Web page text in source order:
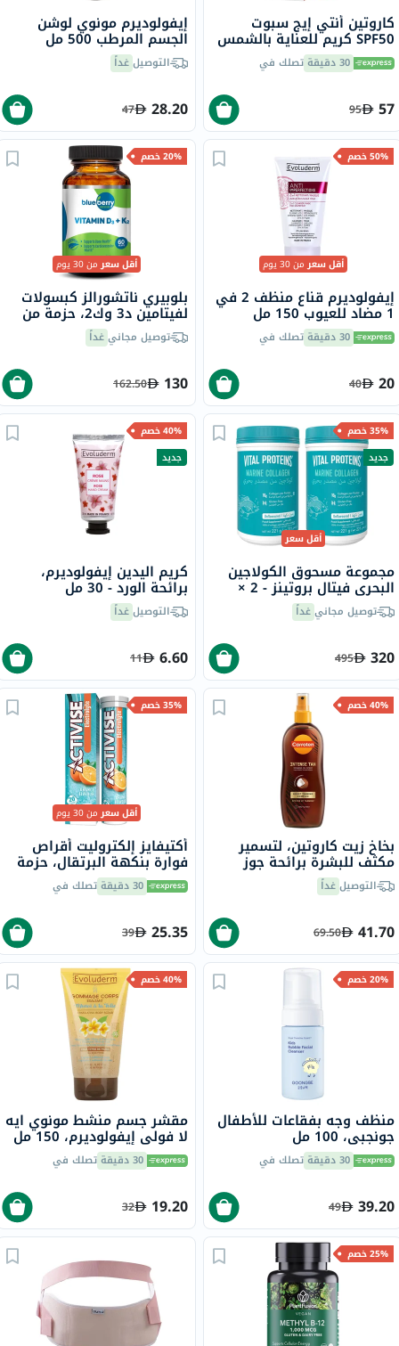
كاروتين أنتي إيج سبوت
SPF50 كريم للعناية بالشمس
للوجه للتجاعيد والبقع الداكنة
50 مل 30 دقيقة تصلك في
57
95
إيفولوديرم مونوي لوشن
الجسم المرطب 500 مل
18341
التوصيلغداً
28.20
47
50% خصم
أقل سعرمن 30 يوم
إيفولوديرم قناع منظف 2 في
1 مضاد للعيوب 150 مل
17323 30 دقيقة تصلك في
20
40
20% خصم
أقل سعرمن 30 يوم
بلوبيري ناتشورالز كبسولات
لفيتامين د3 وك2، حزمة من
60توصيل مجانيغداً
130
162.50
35% خصم
جديد
أقل سعر
مجموعة مسحوق الكولاجين
البحري فيتال بروتينز - 2 ×
221 جرامتوصيل مجانيغداً
320
495
40% خصم
جديد
كريم اليدين إيفولوديرم،
برائحة الورد - 30 مل
التوصيلغداً
6.60
11
40% خصم
بخاخ زيت كاروتين، لتسمير
مكثف للبشرة برائحة جوز
الهند، 200 مل
التوصيلغداً
41.70
69.50
35% خصم
أقل سعرمن 30 يوم
أكتيفايز إلكتروليت أقراص
فوارة بنكهة البرتقال، حزمة
من 20 30 دقيقة تصلك في
25.35
39
20% خصم
منظف وجه بفقاعات للأطفال
جونجبي، 100 مل
30 دقيقة تصلك في
39.20
49
40% خصم
مقشر جسم منشط مونوي ايه
لا فولي إيفولوديرم، 150 مل
30 دقيقة تصلك في
19.20
32
25% خصم